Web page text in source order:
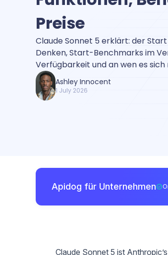
Preise
Claude Sonnet 5 erklärt: der Start
Denken, Start-Benchmarks im
Verfügbarkeit und an wen es
Ashley Innocent
1 July 2026
Apidog für Unternehmen
Claude Sonnet 5 ist